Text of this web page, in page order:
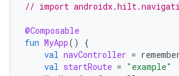
// import
@Composable
fun MyApp()
{
val navController =
val startRoute = "example"